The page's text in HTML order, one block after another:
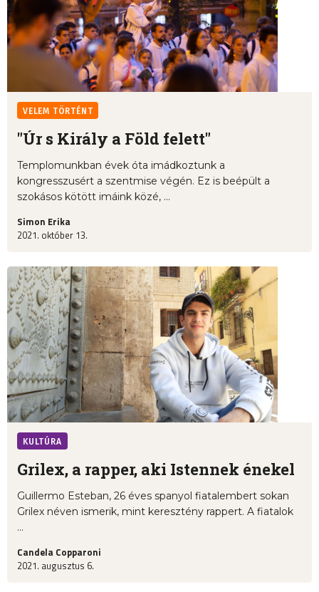
VELEM TÖRTÉNT
"Úr s Király a Föld felett"
Templomunkban évek óta imádkoztunk a
kongresszusért a szentmise végén. Ez is beépült a
szokásos kötött imáink közé, ...
Simon Erika
2021. október 13.
KULTÚRA
Grilex, a rapper, aki Istennek énekel
Guillermo Esteban, 26 éves spanyol fiatalembert sokan
Grilex néven ismerik, mint keresztény rappert. A fiatalok
...
Candela Copparoni
2021. augusztus 6.